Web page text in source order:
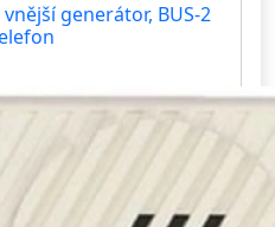
generátor, BUS-2